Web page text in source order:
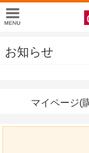
お知らせ
マイページ(